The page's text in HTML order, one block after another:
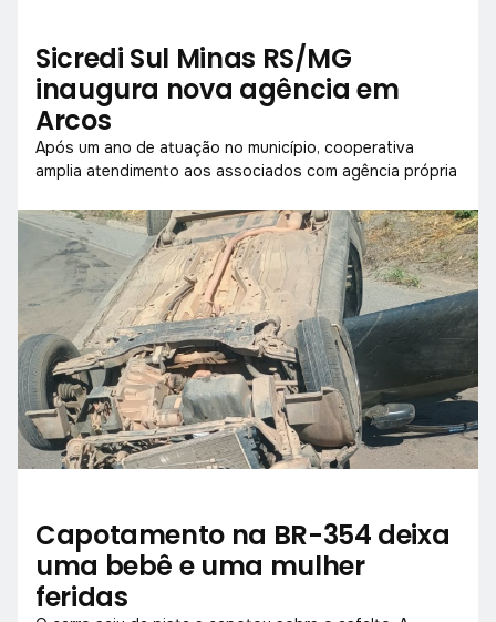
Sicredi Sul Minas RS/MG
inaugura nova agência em
Arcos
Após um ano de atuação no município, cooperativa
amplia atendimento aos associados com agência própria
Capotamento na BR-354 deixa
uma bebê e uma mulher
feridas